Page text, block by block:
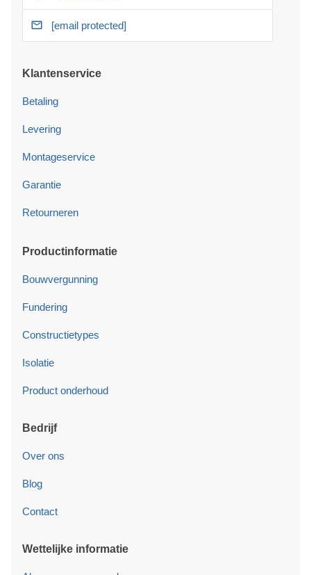
[email protected]
Klantenservice
Betaling
Levering
Montageservice
Garantie
Retourneren
Productinformatie
Bouwvergunning
Fundering
Constructietypes
Isolatie
Product onderhoud
Bedrijf
Over ons
Blog
Contact
Wettelijke informatie